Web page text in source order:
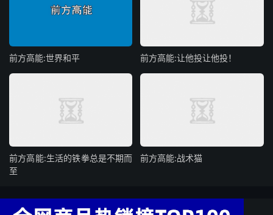
前方高能:世界和平 前方高能:让他投让他投！
前方高能:生活的铁拳总是不期而
至
前方高能:战术猫